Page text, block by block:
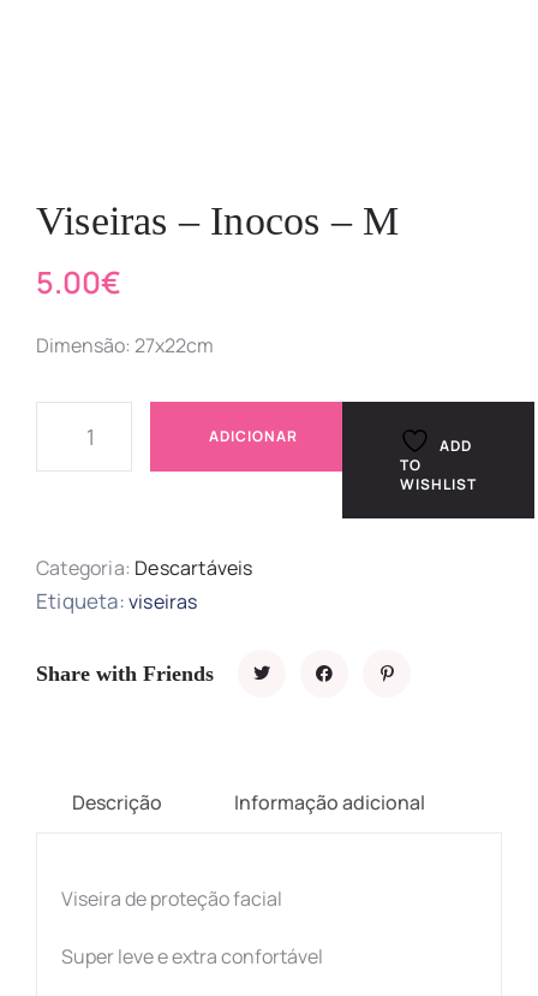
Viseiras – Inocos – M
5.00€
Dimensão: 27x22cm
ADICIONAR
ADD
TO
WISHLIST
Categoria: Descartáveis
Etiqueta:viseiras
Share with Friends
Descrição Informação adicional
Viseira de proteção facial
Superleve e extra confortável